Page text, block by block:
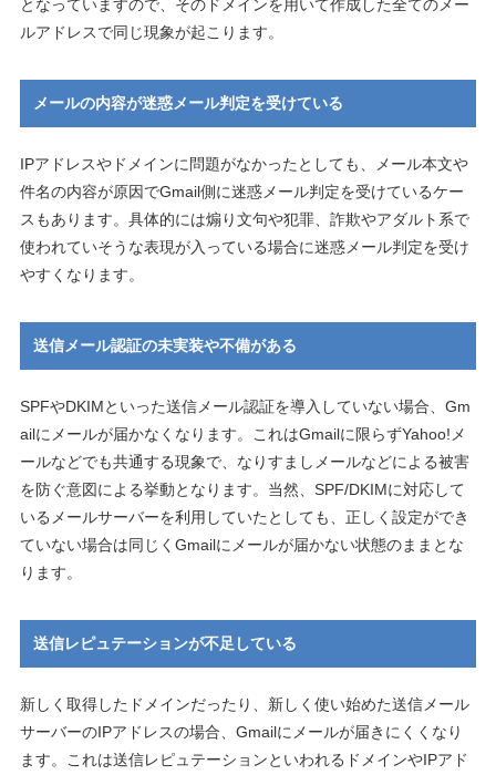
となっていますので、そのドメインを用いて作成した全てのメー
ルアドレスで同じ現象が起こります。
メールの内容が迷惑メール判定を受けている
IPアドレスやドメインに問題がなかったとしても、メール本文や
件名の内容が原因でGmail側に迷惑メール判定を受けているケー
スもあります。具体的には煽り文句や犯罪、詐欺やアダルト系で
使われていそうな表現が入っている場合に迷惑メール判定を受け
やすくなります。
送信メール認証の未実装や不備がある
SPFやDKIMといった送信メール認証を導入していない場合、Gm
ailにメールが届かなくなります。これはGmailに限らずYahoo!メ
ールなどでも共通する現象で、なりすましメールなどによる被害
を防ぐ意図による挙動となります。当然、SPF/DKIMに対応して
いるメールサーバーを利用していたとしても、正しく設定ができ
ていない場合は同じくGmailにメールが届かない状態のままとな
ります。
送信レピュテーションが不足している
新しく取得したドメインだったり、新しく使い始めた送信メール
サーバーのIPアドレスの場合、Gmailにメールが届きにくくなり
ます。これは送信レピュテーションといわれるドメインやIPアド